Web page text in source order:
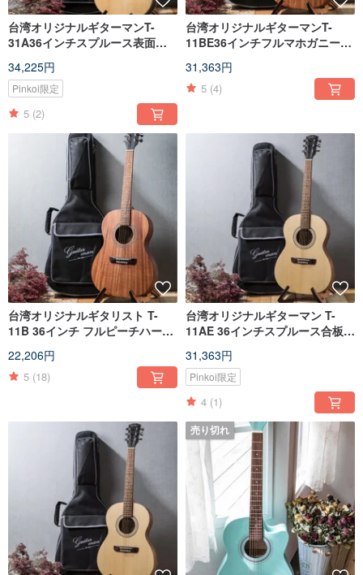
台湾オリジナルギターマンT-
31A36インチスプルース表面シ
ター
34,225円
Pinkoi限定
5 (2)
台湾オリジナルギターマンT-
11BE36インチフルマホガニー合
31,363円
5 (4)
台湾オリジナルギタリスト T-
11B 36インチ フルピーチハート
ー
22,206円
5 (18)
台湾オリジナルギターマン T-
11AE 36インチスプルース合板ハ
ーピックアップ
31,363円
Pinkoi限定
4 (1)
売り切れ